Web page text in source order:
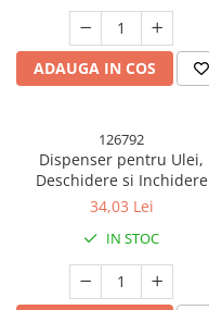
ADAUGA IN COS
126792
Dispenser pentru Ulei,
Deschidere si Inchidere
Automata a Rezervorul, cu
ml, 29.5x6x6 cm, Alb
34,03 Lei
IN STOC